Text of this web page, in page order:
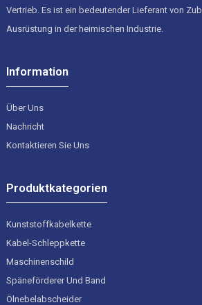
Vertrieb. Es ist ein bedeutender Lieferant von
Ausrüstung in der heimischen Industrie.
Information
Über Uns
Nachricht
Kontaktieren Sie Uns
Produktkategorien
Kunststoffkabelkette
Kabel-Schleppkette
Maschinenschild
Späneförderer Und Band
Ölnebelabscheider